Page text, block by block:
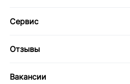
Сервис
Отзывы
Вакансии